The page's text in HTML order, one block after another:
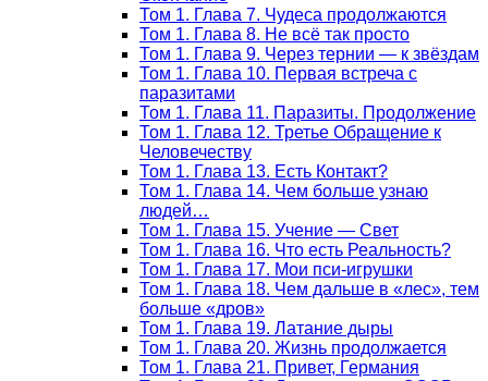
Том 1. Глава 7. Чудеса продолжаются
Том 1. Глава 8. Не всё так просто
Том 1. Глава 9. Через тернии — к звёздам
Том 1. Глава 10. Первая встреча с
паразитами
Том 1. Глава 11. Паразиты. Продолжение
Том 1. Глава 12. Третье Обращение к
Человечеству
Том 1. Глава 13. Есть Контакт?
Том 1. Глава 14. Чем больше узнаю
людей…
Том 1. Глава 15. Учение — Свет
Том 1. Глава 16. Что есть Реальность?
Том 1. Глава 17. Мои пси-игрушки
Том 1. Глава 18. Чем дальше в «лес», тем
больше «дров»
Том 1. Глава 19. Латание дыры
Том 1. Глава 20. Жизнь продолжается
Том 1. Глава 21. Привет, Германия